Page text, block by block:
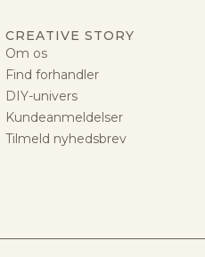
CREATIVE STORY
Om os
Find forhandler
DIY-univers
Kundeanmeldelser
Tilmeld nyhedsbrev